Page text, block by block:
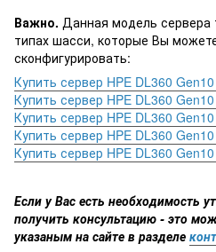
Важно. Данная модель сервера
типах шасси, которые Вы
сконфигурировать:
Купить сервер HPE DL360 Gen10
Купить сервер HPE DL360 Gen10
Купить сервер HPE DL360 Gen10
Купить сервер HPE DL360 Gen10
Купить сервер HPE DL360 Gen10
Если у Вас есть необходимость
получить консультацию - это
указаным на сайте в разделе